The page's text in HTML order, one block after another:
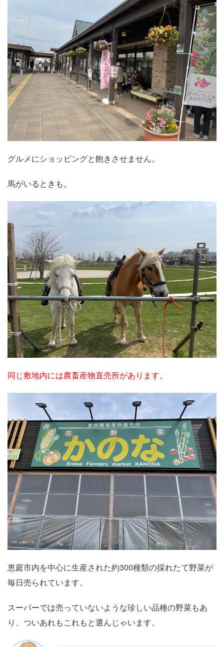
グルメにショッピングと飽きさせません。
馬がいるときも。
同じ敷地内には農畜産物直売所があります。
恵庭市内を中心に生産された約300種類の採れたて野菜が
毎日売られています。
スーパーでは売っていないような珍しい品種の野菜もあ
り、ついあれもこれもと選んじゃいます。